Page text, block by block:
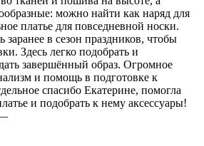
можно найти как наряд для
платье для повседневной носки.
в сезон праздников, чтобы
Здесь легко подобрать и
завершённый образ. Огромное
и помощь в подготовке к
спасибо Екатерине, помогла
и подобрать к нему аксессуары!